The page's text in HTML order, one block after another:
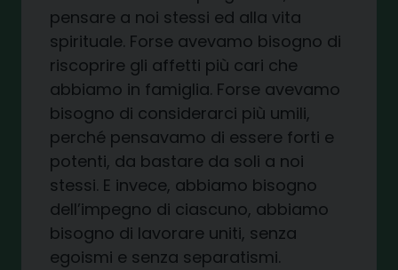
pensare a noi stessi ed alla vita
spirituale. Forse avevamo bisogno di
riscoprire gli affetti più cari che
abbiamo in famiglia. Forse avevamo
bisogno di considerarci più umili,
perché pensavamo di essere forti e
potenti, da bastare da soli a noi
stessi. E invece, abbiamo bisogno
dell’impegno di ciascuno, abbiamo
bisogno di lavorare uniti, senza
egoismi e senza separatismi.